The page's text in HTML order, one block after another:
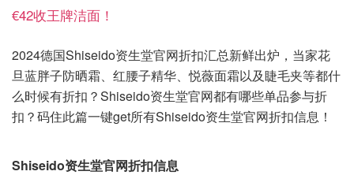
€42收王牌洁面！
2024德国Shiseido资生堂官网折扣汇总新鲜出炉，当家花
旦蓝胖子防晒霜、红腰子精华、悦薇面霜以及睫毛夹等都什
么时候有折扣？Shiseido资生堂官网都有哪些单品参与折
扣？码住此篇一键get所有Shiseido资生堂官网折扣信息！
Shiseido资生堂官网折扣信息